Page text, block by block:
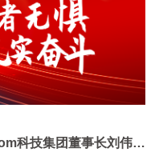
勇者无惧，扎实奋斗——kaiyun.com科技集团董事长刘伟2023年新年献词